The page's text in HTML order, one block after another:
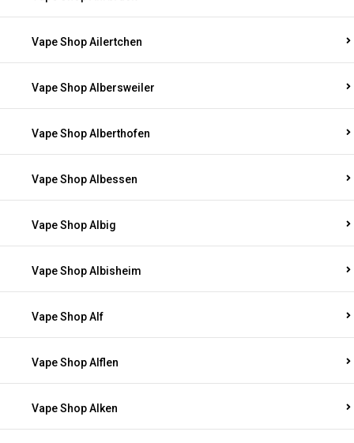
Vape Shop Ailertchen
Vape Shop Albersweiler
Vape Shop Alberthofen
Vape Shop Albessen
Vape Shop Albig
Vape Shop Albisheim
Vape Shop Alf
Vape Shop Alflen
Vape Shop Alken